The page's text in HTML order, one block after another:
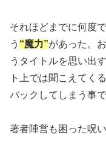
それほどまでに何度
う “魔力”があった。
うタイトルを思い出
ト上では聞こえてく
バックしてしまう事で
著者陣営も困った呪